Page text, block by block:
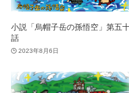
小説「烏帽子岳の孫悟空」第五
話
2023年8月6日